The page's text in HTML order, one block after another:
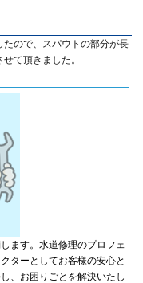
ので、スパウトの部分が長
て頂きました。
ます。水道修理のプロフェ
ターとしてお客様の安心と
、お困りごとを解決いたし